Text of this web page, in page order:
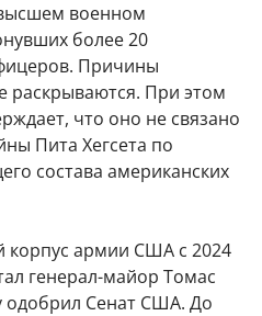
военном
более 20
Причины
раскрываются. При этом
что оно не связано
Пита Хегсета по
состава американских
корпус армии США с 2024
генерал-майор Томас
одобрил Сенат США. До